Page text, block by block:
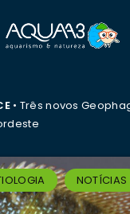
• Três novos
NOTÍCIAS